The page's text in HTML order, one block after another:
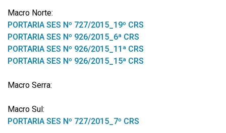
Macro Norte:
PORTARIA SES Nº 727/2015_19º CRS
PORTARIA SES Nº 926/2015_6ª CRS
PORTARIA SES Nº 926/2015_11ª CRS
PORTARIA SES Nº 926/2015_15ª CRS
Macro Serra:
Macro Sul:
PORTARIA SES Nº 727/2015_7º CRS